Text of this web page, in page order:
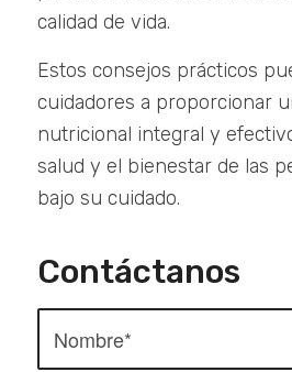
calidad de vida.
Estos consejos prácticos
cuidadores a proporcionar
nutricional integral y
salud y el bienestar de las
bajo su cuidado.
Contáctanos